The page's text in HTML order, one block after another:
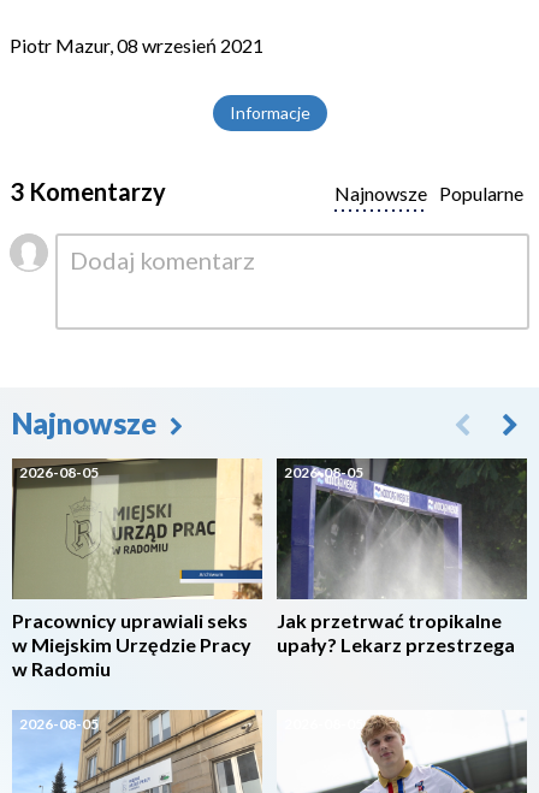
Piotr Mazur, 08 wrzesień 2021
Informacje
3 Komentarzy Popularne
Najnowsze
Najnowsze
2026-08-05
Pracownicy uprawiali seks
w Miejskim Urzędzie Pracy
w Radomiu
2026-08-05
2026-08-05
Jak przetrwać tropikalne
upały? Lekarz przestrzega
2026-08-05